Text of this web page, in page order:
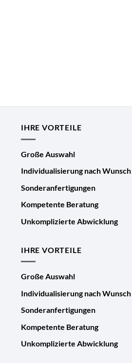
IHRE VORTEILE
Große Auswahl
Individualisierung nach Wunsch
Sonderanfertigungen
Kompetente Beratung
Unkomplizierte Abwicklung
IHRE VORTEILE
Große Auswahl
Individualisierung nach Wunsch
Sonderanfertigungen
Kompetente Beratung
Unkomplizierte Abwicklung